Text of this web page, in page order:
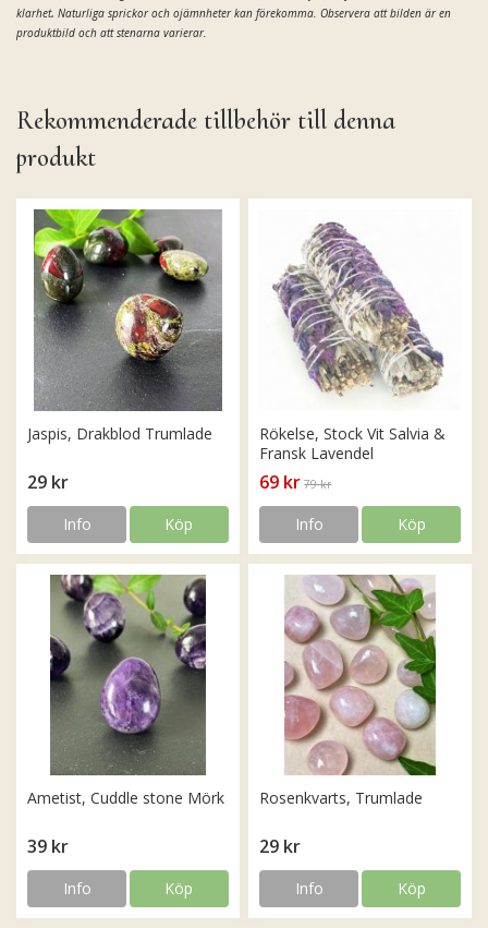
klarhet. Naturliga sprickor och ojämnheter kan förekomma. Observera att bilden är en
produktbild och att stenarna varierar.
Rekommenderade tillbehör till denna
produkt
Jaspis, Drakblod Trumlade
29 kr
Info Köp
Rökelse, Stock Vit Salvia &
Fransk Lavendel
69 kr 79 kr
Info Köp
Ametist, Cuddle stone Mörk
39 kr
Info Köp
Rosenkvarts, Trumlade
29 kr
Info Köp